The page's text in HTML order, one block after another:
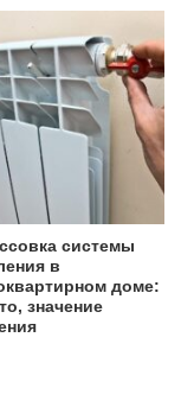
системы
в
доме:
значение